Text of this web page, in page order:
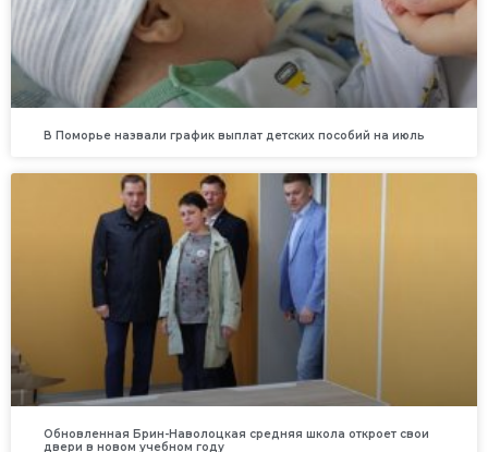
В Поморье назвали график выплат детских пособий на июль
Обновленная Брин-Наволоцкая средняя школа откроет свои
двери в новом учебном году